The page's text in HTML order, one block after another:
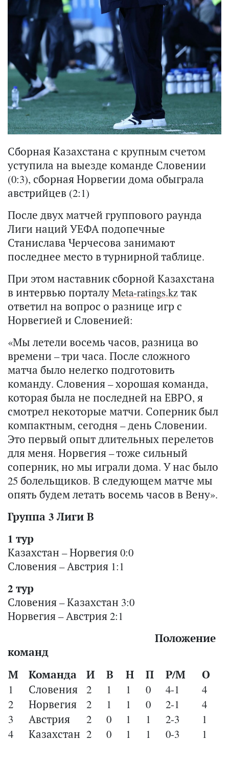
Сборная Казахстана с крупным счетом
уступила на выезде команде Словении
(0:3), сборная Норвегии дома обыграла
австрийцев (2:1)
После двух матчей группового раунда
Лиги наций УЕФА подопечные
Станислава Черчесова занимают
последнее место в турнирной таблице.
При этом наставник сборной Казахстана
в интервью порталуMeta-ratings.kzтак
ответил на вопрос о разнице игр с
Норвегией и Словенией:
«Мы летели восемь часов, разница во
времени – три часа. После сложного
матча было нелегко подготовить
команду. Словения – хорошая команда,
которая была не последней на ЕВРО, я
смотрел некоторые матчи. Соперник был
компактным, сегодня – день Словении.
Это первый опыт длительных перелетов
для меня. Норвегия – тоже сильный
соперник, но мы играли дома. У нас было
25 болельщиков. В следующем матче мы
опять будем летать восемь часов в Вену».
Группа 3 Лиги В
1 тур
Казахстан – Норвегия 0:0
Словения – Австрия 1:1
2 тур
Словения – Казахстан 3:0
Норвегия – Австрия 2:1
Положение
команд
М
Команда И В Н П Р/М
О
1
Словения 2 1 1 0 4-1
4
2
Норвегия 2 1 1 0 2-1
4
3
Австрия 2 0 1 1 2-3
1
4
Казахстан 2 0 1 1 0-3 1